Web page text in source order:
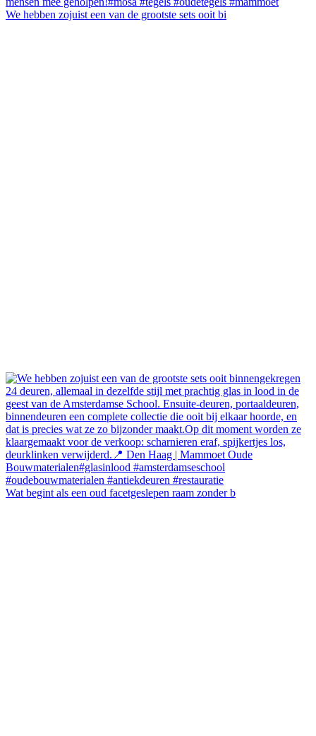
We hebben zojuist een van de grootste sets ooit bi
Wat begint als een oud facetgeslepen raam zonder b